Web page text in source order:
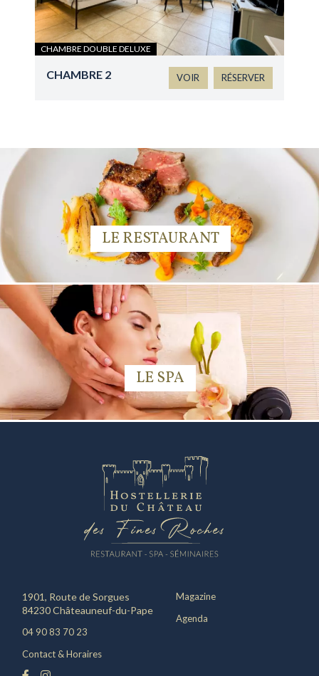
CHAMBRE DOUBLE DELUXE
CHAMBRE 2 VOIR RÉSERVER
LE RESTAURANT
LE SPA
1901, Route de Sorgues
84230 Châteauneuf-du-Pape
04 90 83 70 23
Contact & Horaires
Magazine
Agenda